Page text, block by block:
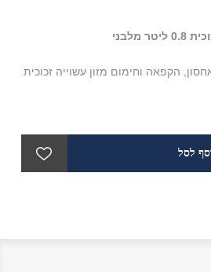
מלבני
הקפאה וחימום מזון עשוייה זכוכית